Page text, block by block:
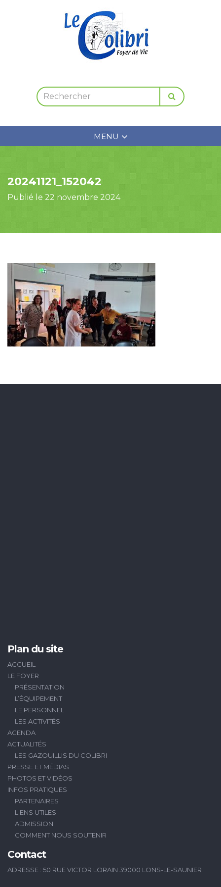
MENU
20241121_152042
Publié le 22 novembre 2024
Plan du site
ACCUEIL
LE FOYER
PRÉSENTATION
L’ÉQUIPEMENT
LE PERSONNEL
LES ACTIVITÉS
AGENDA
ACTUALITÉS
LES GAZOUILLIS DU COLIBRI
PRESSE ET MÉDIAS
PHOTOS ET VIDÉOS
INFOS PRATIQUES
PARTENAIRES
LIENS UTILES
ADMISSION
COMMENT NOUS SOUTENIR
Contact
ADRESSE : 50 RUE VICTOR LORAIN 39000 LONS-LE-SAUNIER